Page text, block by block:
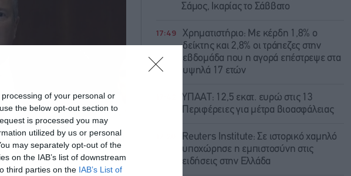
of your personal or
the below opt-out section to
is processed you may
utilized by us or personal
may separately opt-out of the
on the IAB’s list of downstream
third parties on the IAB’s List of
Σάμος, Ικαρίας το Σάββατο
17:49
Χρηματιστήριο: Με κέρδη 1,8% ο
δείκτης και 2,8% οι τράπεζες στην
εβδομάδα που η αγορά επέστρεψε στα
υψηλά 17 ετών
ΥΠΑΑΤ: 12,5 εκατ. ευρώ στις 13
Περιφέρειες για μέτρα βιοασφάλειας
Reuters Institute: Σε ιστορικό χαμηλό
υποχώρησε η εμπιστοσύνη στις
ειδήσεις στην Ελλάδα